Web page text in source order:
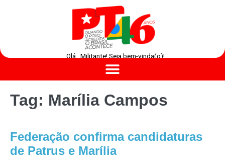
Olá , Militante! Seja bem-vinda(o)!
Tag: Marília Campos
Federação confirma candidaturas
de Patrus e Marília